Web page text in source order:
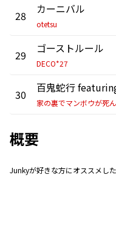
28 カーニバル
otetsu
29 ゴーストルール
DECO*27
30
概要
Junkyが好きな方にオススメし